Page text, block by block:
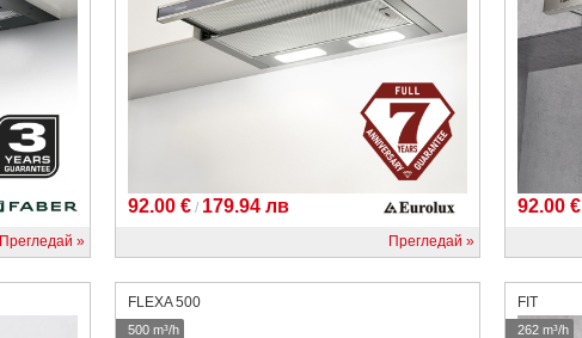
Прегледай
92.00 €/ 179.94 лв
Прегледай
FLEXA 500
500 m³/h
92.00 €
FIT
262 m³/h